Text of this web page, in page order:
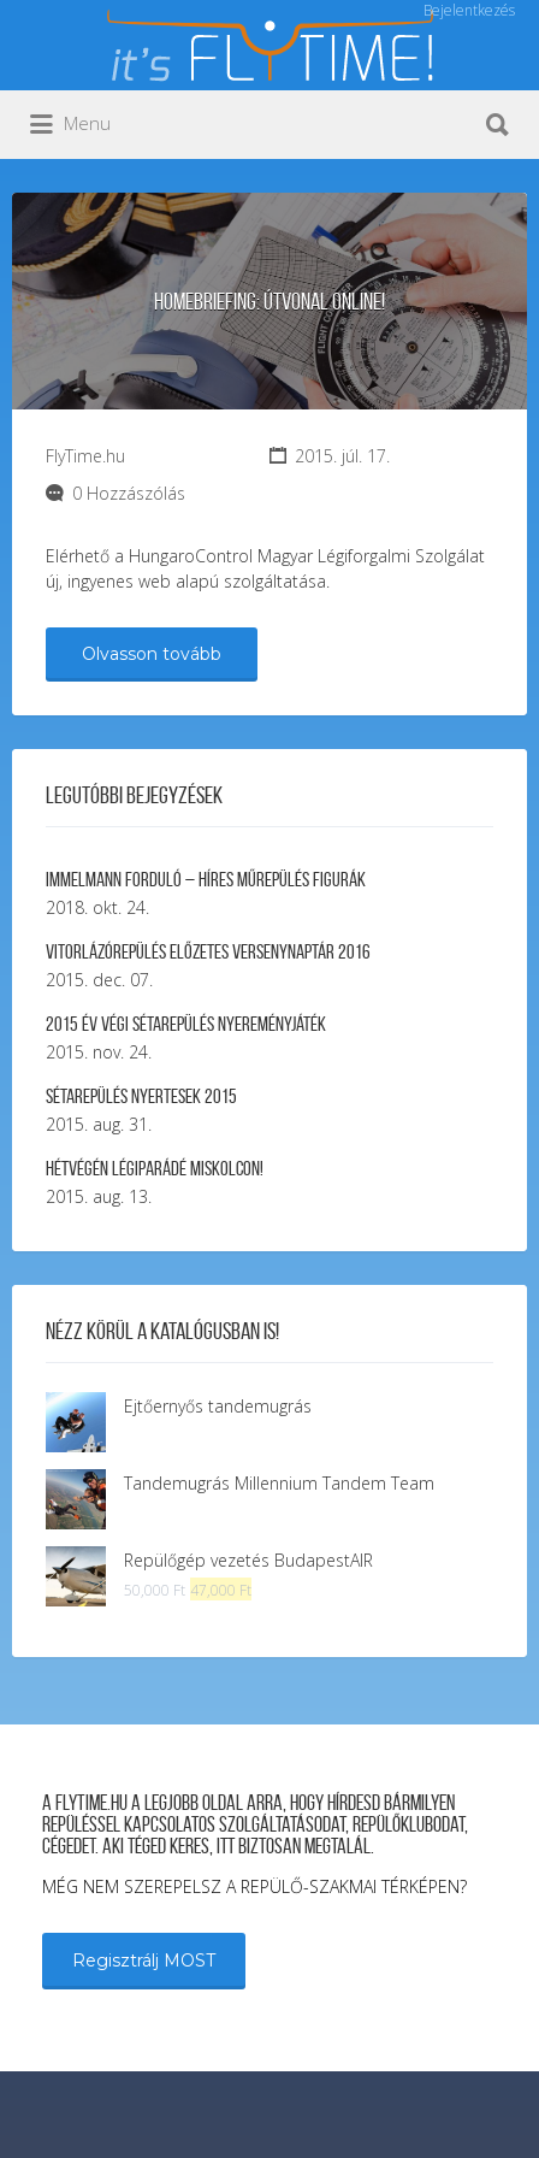
Bejelentkezés
Keresés:
Menu
Homebriefing: útvonal online!
FlyTime.hu
2015. júl. 17.
0 Hozzászólás
Elérhető a HungaroControl Magyar Légiforgalmi Szolgálat
új, ingyenes web alapú szolgáltatása.
Olvasson tovább
Legutóbbi bejegyzések
Immelmann forduló – Híres Műrepülés Figurák
2018. okt. 24.
Vitorlázórepülés ELŐZETES VERSENYNAPTÁR 2016
2015. dec. 07.
2015 év végi sétarepülés nyereményjáték
2015. nov. 24.
Sétarepülés nyertesek 2015
2015. aug. 31.
Hétvégén légiparádé Miskolcon!
2015. aug. 13.
Nézz körül a katalógusban is!
Ejtőernyős tandemugrás
Tandemugrás Millennium Tandem Team
Repülőgép vezetés BudapestAIR
50,000 Ft Original
47,000 FtCurrent
A FLYTIME.HU a legjobb oldal arra, hogy hírdesd bármilyen
repüléssel kapcsolatos szolgáltatásodat, repülőklubodat,
cégedet. Aki téged keres, itt biztosan megtalál.
MÉG NEM SZEREPELSZ A REPÜLŐ-SZAKMAI TÉRKÉPEN?
Regisztrálj MOST